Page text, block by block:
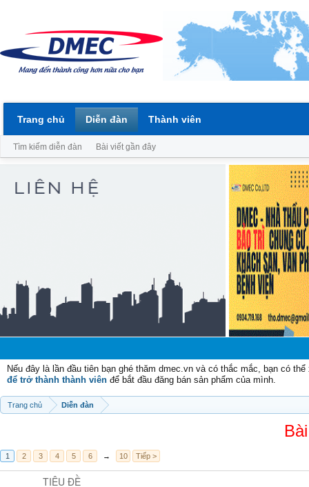
Nếu đây là lần đầu tiên bạn ghé thăm dmec.vn và có thắc mắc, bạn có
để trở thành thành viên để bắt đầu đăng bán sản phẩm của mình.
Trang chủ Diễn đàn
1 2 3 4 5 6 → 10 Tiếp >
TIÊU ĐỀ
Trang chủ Diễn đàn
Tìm kiếm diễn đàn Bài viết gần đây
Thành viên